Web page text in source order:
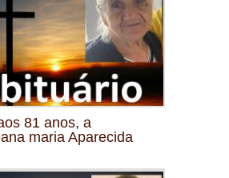
81 anos, a
maria Aparecida